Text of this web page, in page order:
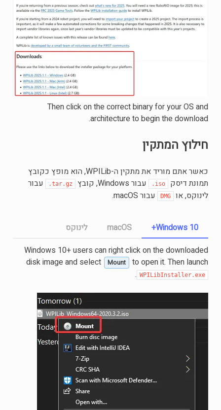
Then click on the correct binary for your OS and
architecture to begin the download.
חילוץ המתקין
כאשר אתם מוריד את מתקין ה-WPILib, הוא מופץ כקובץ
תמונת דיסק
.iso עבור Windows, קובץ .tar.gz
עבור
לינוקס, או
DMG עבור macOS.
Windows 10+
Windows 10+ users can right click on the downloaded
disk image and select
Mount to open it. Then launch
WPILibInstaller.exe
.
macOS לינוקס